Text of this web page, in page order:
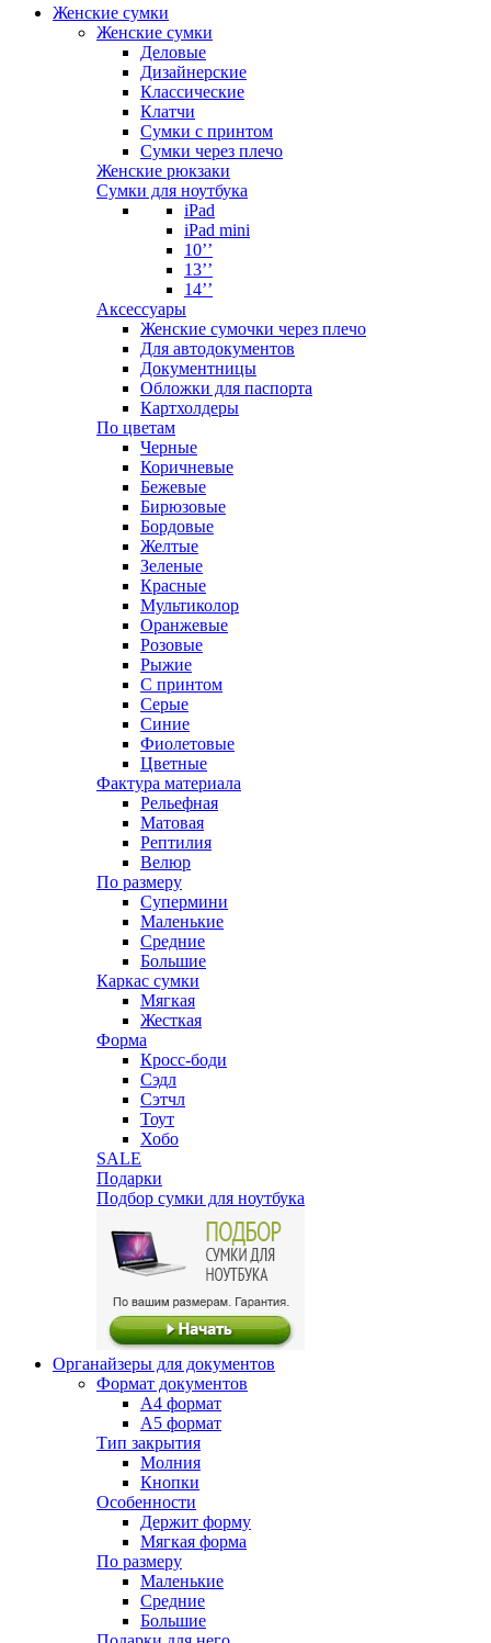
Женские сумки
Женские сумки
Деловые
Дизайнерские
Классические
Клатчи
Сумки с принтом
Сумки через плечо
Женские рюкзаки
Сумки для ноутбука
iPad
iPad mini
10’’
13’’
14’’
Аксессуары
Женские сумочки через плечо
Для автодокументов
Документницы
Обложки для паспорта
Картхолдеры
По цветам
Черные
Коричневые
Бежевые
Бирюзовые
Бордовые
Желтые
Зеленые
Красные
Мультиколор
Оранжевые
Розовые
Рыжие
С принтом
Серые
Синие
Фиолетовые
Цветные
Фактура материала
Рельефная
Матовая
Рептилия
Велюр
По размеру
Супермини
Маленькие
Средние
Большие
Каркас сумки
Мягкая
Жесткая
Форма
Кросс-боди
Сэдл
Сэтчл
Тоут
Хобо
SALE
Подарки
Подбор сумки для ноутбука
Органайзеры для документов
Формат документов
А4 формат
А5 формат
Тип закрытия
Молния
Кнопки
Особенности
Держит форму
Мягкая форма
По размеру
Маленькие
Средние
Большие